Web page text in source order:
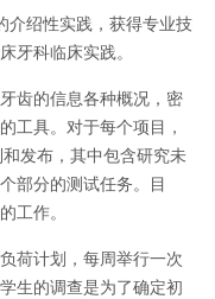
介绍性实践，获得专业技
牙科临床实践。
齿的信息各种概况，密
工具。对于每个项目，
发布，其中包含研究未
部分的测试任务。目
工作。
荷计划，每周举行一次
生的调查是为了确定初